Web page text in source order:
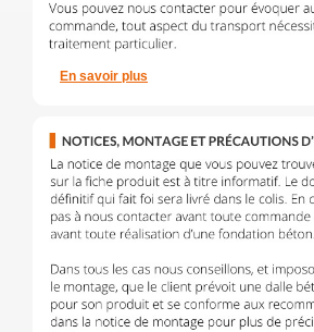
En savoir plus